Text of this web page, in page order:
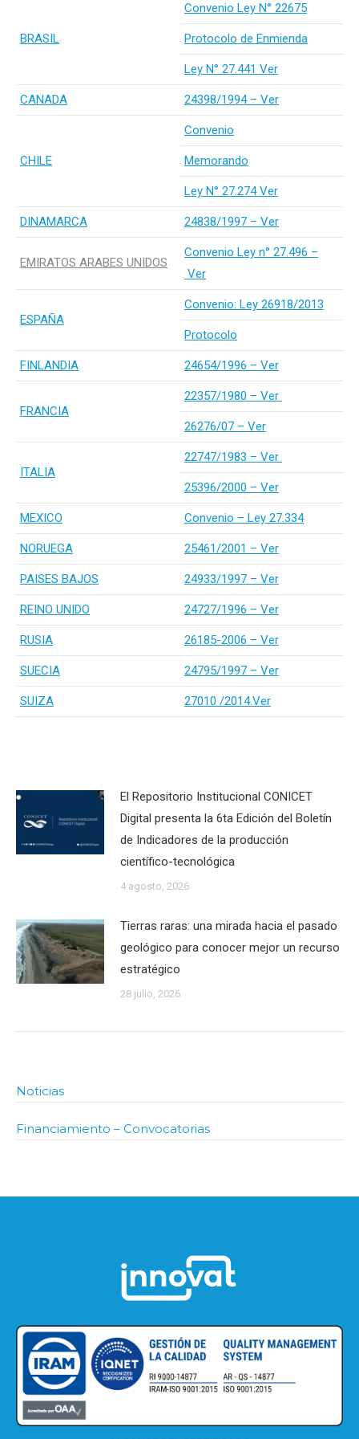
BRASIL
Convenio Ley N° 22675
Protocolo de Enmienda
Ley N° 27.441 Ver
CANADA 24398/1994 – Ver
CHILE
Convenio
Memorando
Ley N° 27.274 Ver
DINAMARCA 24838/1997 – Ver
EMIRATOS ARABES UNIDOS
Convenio Ley n° 27.496 –
Ver
ESPAÑA
Convenio: Ley 26918/2013
Protocolo
FINLANDIA 24654/1996 – Ver
FRANCIA
22357/1980 – Ver
26276/07 – Ver
ITALIA
22747/1983 – Ver
25396/2000 – Ver
MEXICO Convenio – Ley 27.334
NORUEGA 25461/2001 – Ver
PAISES BAJOS 24933/1997 – Ver
REINO UNIDO 24727/1996 – Ver
RUSIA 26185-2006 – Ver
SUECIA 24795/1997 – Ver
SUIZA 27010 /2014.Ver
El Repositorio Institucional CONICET
Digital presenta la 6ta Edición del Boletín
de Indicadores de la producción
científico-tecnológica
4 agosto, 2026
Tierras raras: una mirada hacia el pasado
geológico para conocer mejor un recurso
estratégico
28 julio, 2026
Noticias
Financiamiento – Convocatorias